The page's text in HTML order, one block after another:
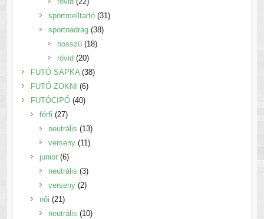
termék
sportmelltartó 3131
sportnadrág 3838
hosszú 1818
rövid 2020
termék
FUTÓ SAPKA 3838
FUTÓ ZOKNI 66
termék
FUTÓCIPŐ 4040
férfi 2727
termék
neutrális 1313
termék
verseny 1111
junior 66
termék
neutrális 33
termék
verseny 22
női 2121
termék
neutrális 1010